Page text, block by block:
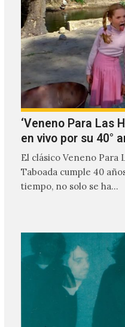
‘Veneno Para Las
en vivo por su 40°
El clásico Veneno Para
Taboada cumple 40
tiempo, no solo se ha…